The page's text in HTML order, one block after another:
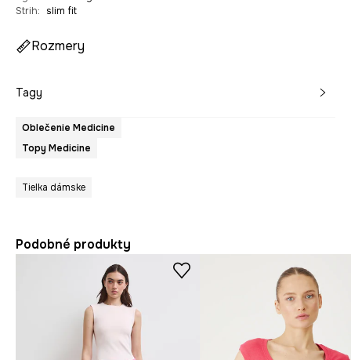
Strih: slim fit
Rozmery
Tagy
Oblečenie Medicine
Topy Medicine
Tielka dámske
Podobné produkty